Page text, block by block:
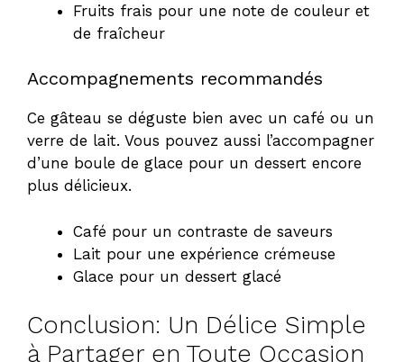
Fruits frais pour une note de couleur et
de fraîcheur
Accompagnements recommandés
Ce gâteau se déguste bien avec un café ou un
verre de lait. Vous pouvez aussi l’accompagner
d’une boule de glace pour un dessert encore
plus délicieux.
Café pour un contraste de saveurs
Lait pour une expérience crémeuse
Glace pour un dessert glacé
Conclusion: Un Délice Simple
à Partager en Toute Occasion